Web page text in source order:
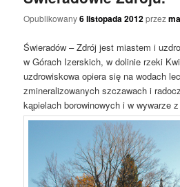
Opublikowany6 listopada 2012przez
Świeradów – Zdrój jest miastem i
w Górach Izerskich, w dolinie rzeki
uzdrowiskowa opiera się na wodach
zmineralizowanych szczawach i
kąpielach borowinowych i w wywarze